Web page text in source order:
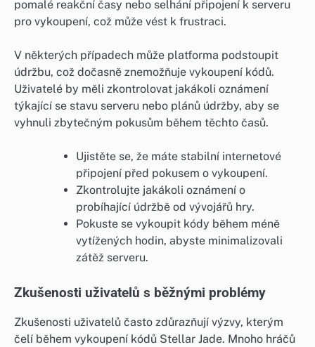
pomalé reakční časy nebo selhání připojení k serveru
pro vykoupení, což může vést k frustraci.
V některých případech může platforma podstoupit
údržbu, což dočasně znemožňuje vykoupení kódů.
Uživatelé by měli zkontrolovat jakákoli oznámení
týkající se stavu serveru nebo plánů údržby, aby se
vyhnuli zbytečným pokusům během těchto časů.
Ujistěte se, že máte stabilní internetové
připojení před pokusem o vykoupení.
Zkontrolujte jakákoli oznámení o
probíhající údržbě od vývojářů hry.
Pokuste se vykoupit kódy během méně
vytížených hodin, abyste minimalizovali
zátěž serveru.
Zkušenosti uživatelů s běžnými problémy
Zkušenosti uživatelů často zdůrazňují výzvy, kterým
čelí během vykoupení kódů Stellar Jade. Mnoho hráčů